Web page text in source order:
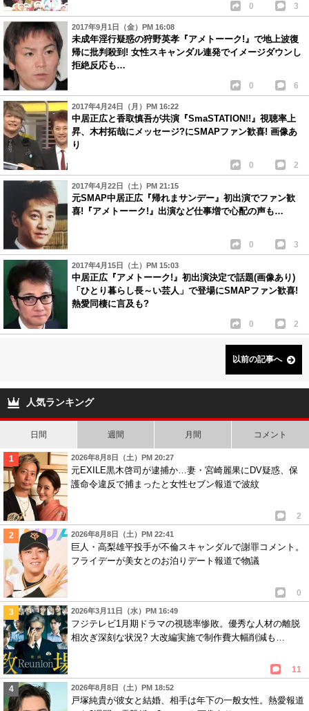
0 3
2017年9月1日（金）PM 16:08
未成年淫行疑惑の狩野英孝『アメトーーク!』で地上波復
帰に批判殺到! 女性スキャンダル連発でイメージダウンし
拒絶反応も…
0 6
2017年4月24日（月）PM 16:22
中居正広と香取慎吾が共演『SmaSTATION!!』視聴率上
昇、木村拓哉にメッセージ?にSMAPファン歓喜! 画像あ
り
0 2
2017年4月22日（土）PM 21:15
元SMAP中居正広『帰れまサンデー』初出演でファン歓
喜!『アメトーーク!』出演など仕事増で心配の声も…
0 3
2017年4月15日（土）PM 15:03
中居正広『アメトーーク!』初出演決定で話題(画像あり)
「ひとり暮らし長～い芸人」で登場にSMAPファン歓喜!
熱愛同棲に言及も?
0 2
以前の記事へ
人気ランキング
日間 週間 月間 コメント
2026年8月8日（土）PM 20:27
元EXILE黒木啓司が逮捕か…妻・宮崎麗果にDV疑惑、保
護命令違反で捕まったと女性セブン報道で波紋
2
2026年8月8日（土）PM 22:41
巨人・高梨雄平投手が不倫スキャンダルで謝罪コメント。
フライデーが美女とのお泊りデート報道で物議
0
2026年3月11日（水）PM 16:49
フジテレビ1月期ドラマの視聴率惨敗。優秀な人材の離脱
相次ぎ深刻な状況? 大改編実施で制作費大幅削減も…
11
2026年8月8日（土）PM 18:52
戸塚純貴が彼女と結婚、相手は年下の一般女性。熱愛報道